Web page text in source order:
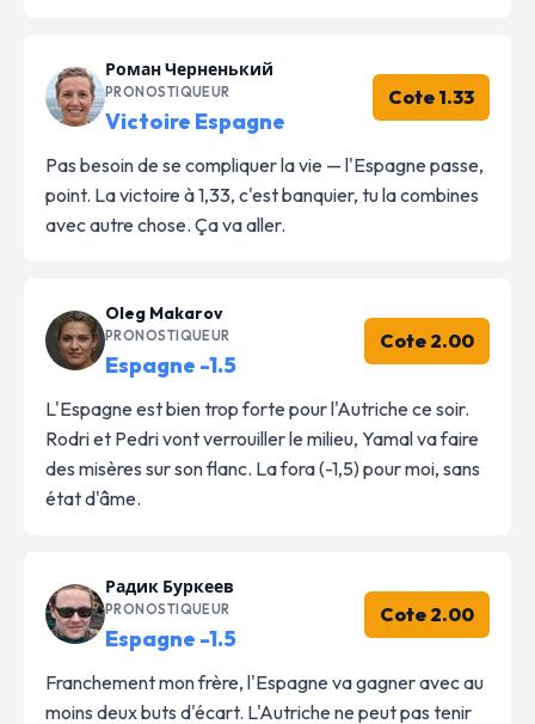
Роман Черненький
PRONOSTIQUEUR
Victoire Espagne
Cote 1.33
Pas besoin de se compliquer la vie — l'Espagne passe,
point. La victoire à 1,33, c'est banquier, tu la combines
avec autre chose. Ça va aller.
Oleg Makarov
PRONOSTIQUEUR
Espagne -1.5
Cote 2.00
L'Espagne est bien trop forte pour l'Autriche ce soir.
Rodri et Pedri vont verrouiller le milieu, Yamal va faire
des misères sur son flanc. La fora (-1,5) pour moi, sans
état d'âme.
Радик Буркеев
PRONOSTIQUEUR
Espagne -1.5
Cote 2.00
Franchement mon frère, l'Espagne va gagner avec au
moins deux buts d'écart. L'Autriche ne peut pas tenir